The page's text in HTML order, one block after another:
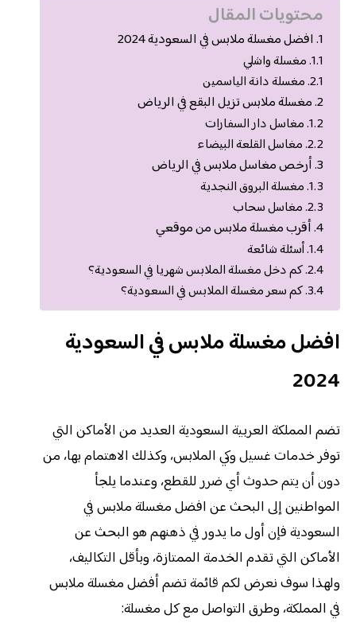
محتويات المقال
افضل مغسلة ملابس في السعودية 2024
مغسلة واشلي
مغسلة دانة الياسمين
مغسلة ملابس تزيل البقع في الرياض
مغاسل دار السفارات
مغاسل القلعة البيضاء
أرخص مغاسل ملابس في الرياض
مغسلة البروق النجدية
مغاسل سحاب
أقرب مغسلة ملابس من موقعي
أسئلة شائعة
كم دخل مغسلة الملابس شهريا في السعودية؟
كم سعر مغسلة الملابس في السعودية؟
افضل مغسلة ملابس في السعودية
2024
تضم المملكة العربية السعودية العديد من الأماكن التي
توفر خدمات غسيل وكي الملابس، وكذلك الاهتمام بها، من
دون أن يتم حدوث أي ضرر للقطع، وعندما يلجأ
المواطنين إلى البحث عن افضل مغسلة ملابس في
السعودية فإن أول ما يدور في ذهنهم هو البحث عن
الأماكن التي تقدم الخدمة الممتازة، وبأقل التكاليف،
ولهذا سوف نعرض لكم قائمة تضم أفضل مغسلة ملابس
في المملكة، وطرق التواصل مع كل مغسلة: